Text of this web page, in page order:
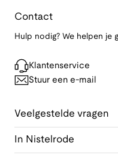
Contact
Hulp nodig? We helpen je
Klantenservice
Stuur een e-mail
Veelgestelde vragen
In Nistelrode